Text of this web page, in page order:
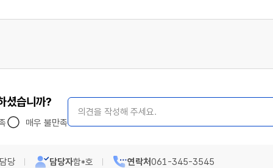
셨습니까?
매우 불만족
의견 작성
당 담당자함*호 연락처061-345-3545